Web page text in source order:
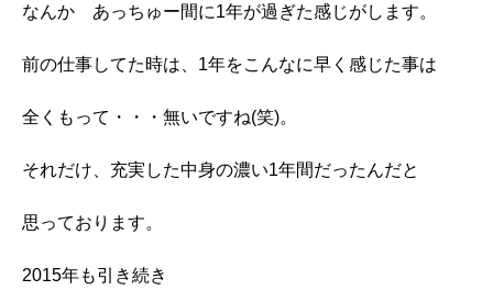
なんか あっちゅー間に1年が過ぎた感じがします。
前の仕事してた時は、1年をこんなに早く感じた事は
全くもって・・・無いですね(笑)。
それだけ、充実した中身の濃い1年間だったんだと
思っております。
2015年も引き続き